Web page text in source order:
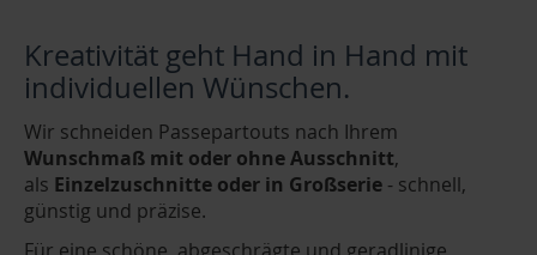
Kreativität geht Hand in Hand mit
individuellen Wünschen.
Wir schneiden Passepartouts nach Ihrem
Wunschmaß mit oder ohne Ausschnitt,
als Einzelzuschnitte oder in Großserie - schnell,
günstig und präzise.